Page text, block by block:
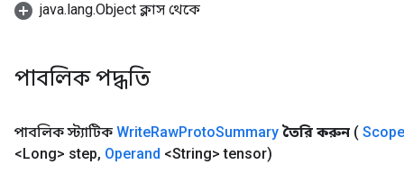
java.lang.Object ক্লাস থেকে
পাবলিক পদ্ধতি
পাবলিক স্ট্যাটিক WriteRawProtoSummary তৈরি করুন ( Scope
<Long> step, Operand <String> tensor)